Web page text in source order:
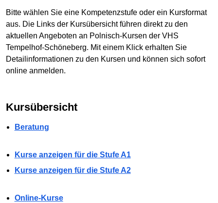
Bitte wählen Sie eine Kompetenzstufe oder ein Kursformat
aus. Die Links der Kursübersicht führen direkt zu den
aktuellen Angeboten an Polnisch-Kursen der VHS
Tempelhof-Schöneberg. Mit einem Klick erhalten Sie
Detailinformationen zu den Kursen und können sich sofort
online anmelden.
Kursübersicht
Beratung
Kurse anzeigen für die Stufe A1
Kurse anzeigen für die Stufe A2
Online-Kurse